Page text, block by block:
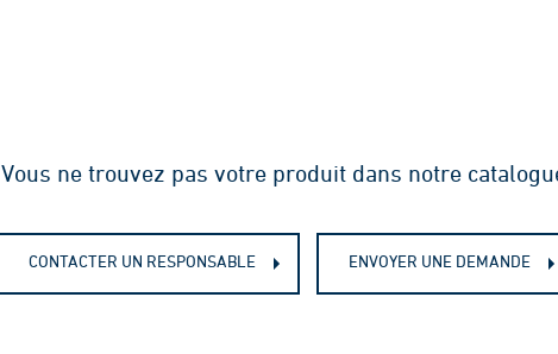
Vous ne trouvez pas votre produit dans notre
CONTACTER UN RESPONSABLE ENVOYER UNE DEMANDE